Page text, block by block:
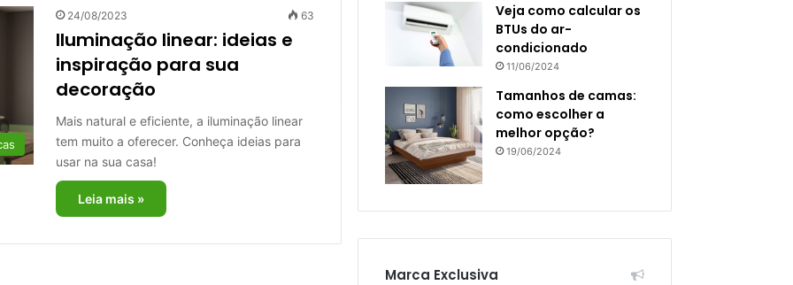
24/08/2023 63
Iluminação linear: ideias e
inspiração para sua
decoração
Mais natural e eficiente, a iluminação linear
tem muito a oferecer. Conheça ideias para
usar na sua casa!
Leia mais »
Veja como calcular os
BTUs do ar-
condicionado
11/06/2024
Tamanhos de camas:
como escolher a
melhor opção?
19/06/2024
Marca Exclusiva